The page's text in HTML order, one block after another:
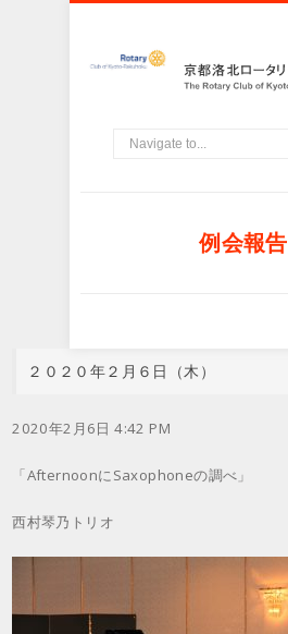
例会報告
２０２０年２月６日（木）
2020年2月6日 4:42 PM
「AfternoonにSaxophoneの調べ」
西村琴乃トリオ